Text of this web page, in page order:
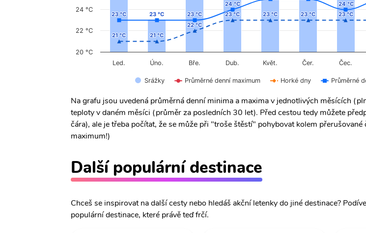
23 °C
23 °C 23 °C
23 °C 23 °C
23 °C
24 °C
24 °C
24 °C
24 °C
21 °C
21 °C 21 °C
21 °C
22 °C
22 °C
23 °C
23 °C 23 °C
23 °C 23 °C
23 °C 23 °C
23 °C
Srážky Průměrné denní maximum Horké dny Průměrné
Led. Úno. Bře. Dub. Květ. Čer. Čec.
20 °C
22 °C
24 °C
Na grafu jsou uvedená průměrná denní minima a maxima v jednotlivých měsících
teploty v daném měsíci (průměr za posledních 30 let). Před cestou tedy můžete
čára), ale je třeba počítat, že se může při "troše štěstí" pohybovat kolem
maximum!)
Další populární destinace
Chceš se inspirovat na další cesty nebo hledáš akční letenky do jiné destinace?
populární destinace, které právě teď frčí.